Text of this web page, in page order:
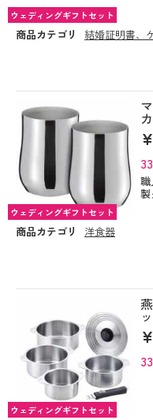
ウェディングギフトセット
商品カテゴリ 結婚証明書、
ウェディングギフトセット
商品カテゴリ 洋食器
ウェディングギフトセット